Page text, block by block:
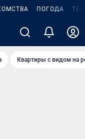
ПОГОДА
Квартиры с видом на